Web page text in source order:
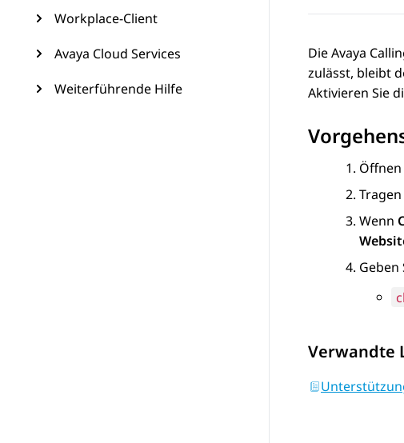
Workplace-Client
Avaya Cloud Services
Weiterführende Hilfe
Die Avaya
zulässt, bleibt
Aktivieren Sie
Tragen
Wenn
Geben
Verwandte